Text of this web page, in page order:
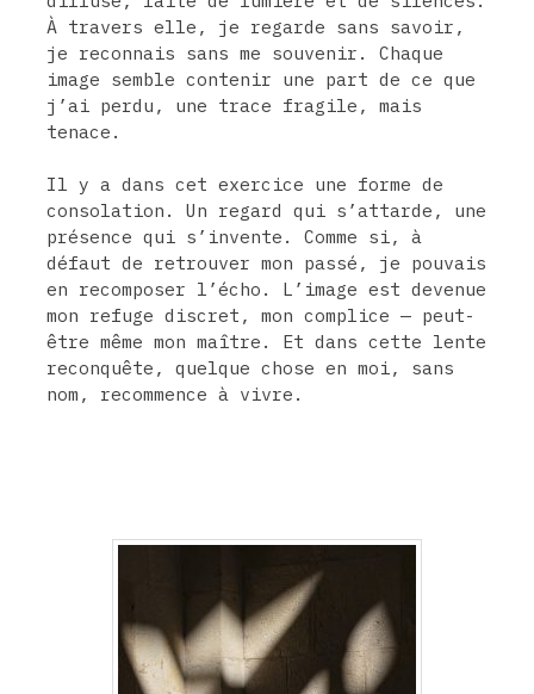
À travers elle, je regarde sans savoir,
je reconnais sans me souvenir. Chaque
image semble contenir une part de ce que
j’ai perdu, une trace fragile, mais
tenace.
Il y a dans cet exercice une forme de
consolation. Un regard qui s’attarde, une
présence qui s’invente. Comme si, à
défaut de retrouver mon passé, je pouvais
en recomposer l’écho. L’image est devenue
mon refuge discret, mon complice — peut-
être même mon maître. Et dans cette lente
reconquête, quelque chose en moi, sans
nom, recommence à vivre.